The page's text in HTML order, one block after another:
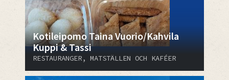
Kotileipomo Taina Vuorio/Kahvila
Kuppi & Tassi
RESTAURANGER, MATSTÄLLEN OCH KAFÉER